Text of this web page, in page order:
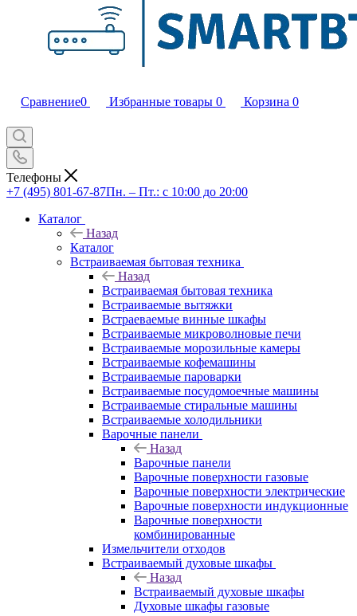
Сравнение0 Избранные товары 0 Корзина 0
Телефоны
+7 (495) 801-67-87Пн. – Пт.: с 10:00 до 20:00
Каталог
Назад
Каталог
Встраиваемая бытовая техника
Назад
Встраиваемая бытовая техника
Встраиваемые вытяжки
Встраеваемые винные шкафы
Встраиваемые микроволновые печи
Встраиваемые морозильные камеры
Встраиваемые кофемашины
Встраиваемые пароварки
Встраиваемые посудомоечные машины
Встраиваемые стиральные машины
Встраиваемые холодильники
Варочные панели
Назад
Варочные панели
Варочные поверхности газовые
Варочные поверхности электрические
Варочные поверхности индукционные
Варочные поверхности
комбинированные
Измельчители отходов
Встраиваемый духовые шкафы
Назад
Встраиваемый духовые шкафы
Духовые шкафы газовые